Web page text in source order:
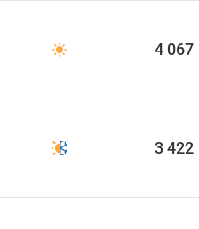
4 067
3 422